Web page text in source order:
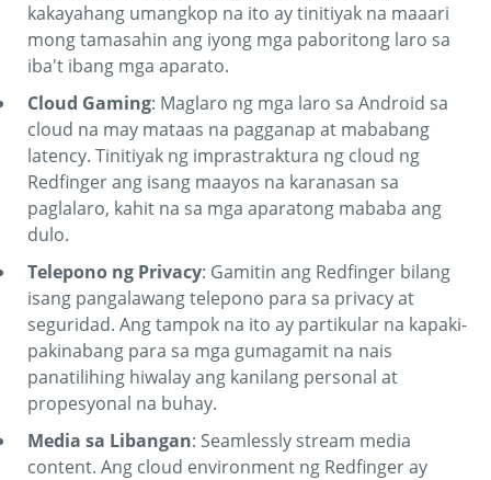
kakayahang umangkop na ito ay tinitiyak na maaari
mong tamasahin ang iyong mga paboritong laro sa
iba't ibang mga aparato.
Cloud Gaming: Maglaro ng mga laro sa Android sa
cloud na may mataas na pagganap at mababang
latency. Tinitiyak ng imprastraktura ng cloud ng
Redfinger ang isang maayos na karanasan sa
paglalaro, kahit na sa mga aparatong mababa ang
dulo.
Telepono ng Privacy: Gamitin ang Redfinger bilang
isang pangalawang telepono para sa privacy at
seguridad. Ang tampok na ito ay partikular na kapaki-
pakinabang para sa mga gumagamit na nais
panatilihing hiwalay ang kanilang personal at
propesyonal na buhay.
Media sa Libangan: Seamlessly stream media
content. Ang cloud environment ng Redfinger ay